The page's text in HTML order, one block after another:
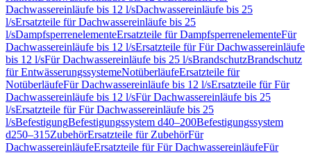
Dachwassereinläufe bis 12 l/sDachwassereinläufe bis 25
l/sErsatzteile für Dachwassereinläufe bis 25
l/sDampfsperrenelementeErsatzteile für DampfsperrenelementeFür
Dachwassereinläufe bis 12 l/sErsatzteile für Für Dachwassereinläufe
bis 12 l/sFür Dachwassereinläufe bis 25 l/sBrandschutzBrandschutz
für EntwässerungssystemeNotüberläufeErsatzteile für
NotüberläufeFür Dachwassereinläufe bis 12 l/sErsatzteile für Für
Dachwassereinläufe bis 12 l/sFür Dachwassereinläufe bis 25
l/sErsatzteile für Für Dachwassereinläufe bis 25
l/sBefestigungBefestigungssystem d40–200Befestigungssystem
d250–315ZubehörErsatzteile für ZubehörFür
DachwassereinläufeErsatzteile für Für DachwassereinläufeFür